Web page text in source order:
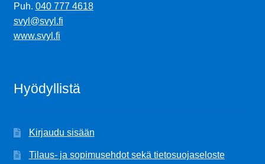
Puh. 040 777 4618
svyl@svyl.fi
www.svyl.fi
Hyödyllistä
Kirjaudu sisään
Tilaus- ja sopimusehdot sekä tietosuojaseloste